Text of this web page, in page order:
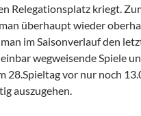
Relegationsplatz kriegt.
überhaupt wieder
im Saisonverlauf den
wegweisende Spiele
28.Spieltag vor nur noch
auszugehen.